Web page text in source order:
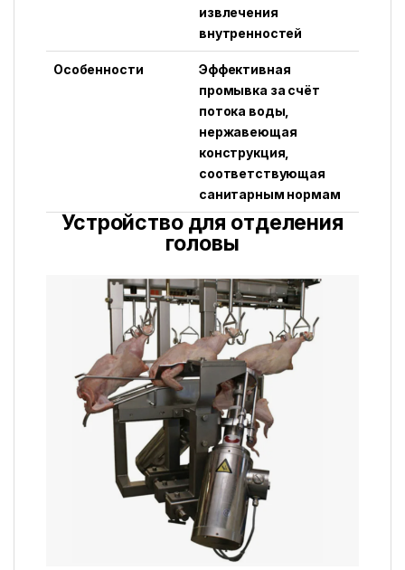
извлечения
внутренностей
Особенности
Эффективная
промывка за счёт
потока воды,
нержавеющая
конструкция,
соответствующая
санитарным нормам
Устройство для отделения
головы